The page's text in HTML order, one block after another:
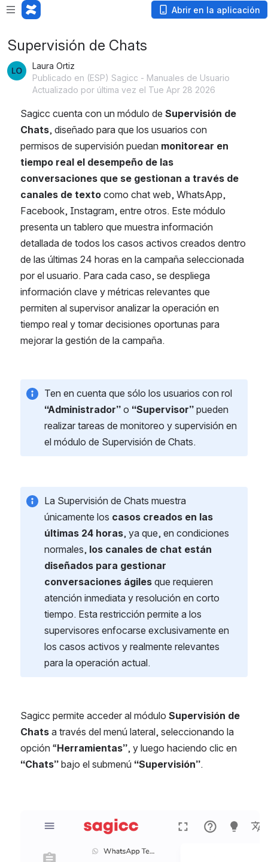
Abrir en la aplicación
Supervisión de Chats
Laura Ortiz
Publicado en (ESP) Sagicc - Manuales de Usuario
Actualizado por última vez el Tue Apr 28 2026
Sagicc cuenta con un módulo de Supervisión de
Chats, diseñado para que los usuarios con
permisos de supervisión puedan monitorear en
tiempo real el desempeño de las
conversaciones que se gestionan a través de
canales de texto como chat web, WhatsApp,
Facebook, Instagram, entre otros. Este módulo
presenta un tablero que muestra información
detallada de todos los casos activos creados dentro
de las últimas 24 horas en la campaña seleccionada
por el usuario. Para cada caso, se despliega
información clave y métricas relevantes que
permiten al supervisor analizar la operación en
tiempo real y tomar decisiones oportunas para
mejorar la gestión de la campaña.
“Administrador” o “Supervisor” pueden
realizar tareas de monitoreo y supervisión en
el módulo de Supervisión de Chats.
La Supervisión de Chats muestra
únicamente los casos creados en las
últimas 24 horas, ya que, en condiciones
normales, los canales de chat están
diseñados para gestionar
conversaciones ágiles que requieren
atención inmediata y resolución en corto
tiempo. Esta restricción permite a los
supervisores enfocarse exclusivamente en
los casos activos y realmente relevantes
para la operación actual.
Sagicc permite acceder al módulo Supervisión de
Chats a través del menú lateral, seleccionando la
opción “Herramientas”, y
“Chats” bajo el submenú “Supervisión”.